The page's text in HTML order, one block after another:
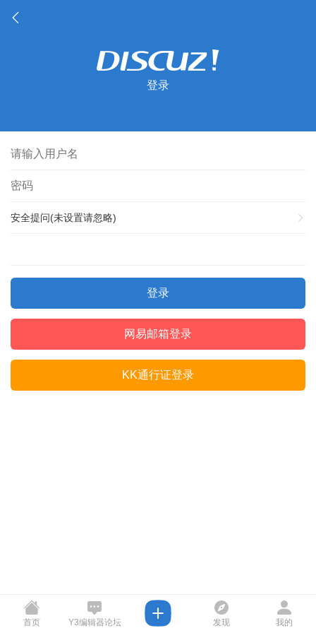
登录
安全提问(未设置请忽略)
登录
网易邮箱登录
KK通行证登录
首页 Y3编辑器论坛 发现 我的